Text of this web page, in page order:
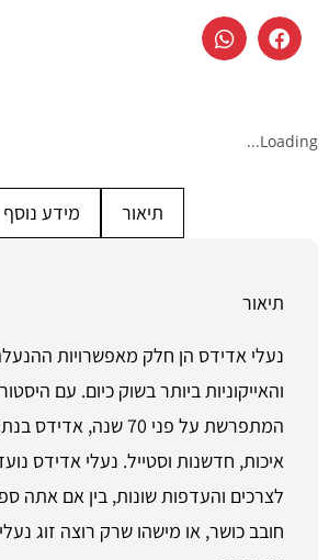
Loading...
תיאור מידע נוסף
תיאור
נעלי אדידס הן חלק מאפשרויות
והאייקוניות ביותר בשוק כיום. עם
המתפרשת על פני 70 שנה,
איכות, חדשנות וסטייל. נעלי אדידס
לצרכים והעדפות שונות, בין אם אתה
חובב כושר, או מישהו שרק רוצה זוג